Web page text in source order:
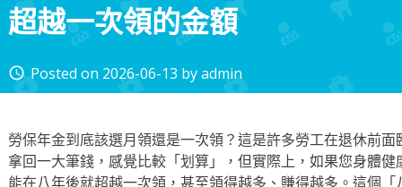
超越一次領的金額
access_time Posted on 2026-06-13 byadmin
勞保年金到底該選月領還是一次領？這是許多勞工在退休前
拿回一大筆錢，感覺比較「划算」，但實際上，如果您身體
能在八年後就超越一次領，甚至領得越多、賺得越多。這個